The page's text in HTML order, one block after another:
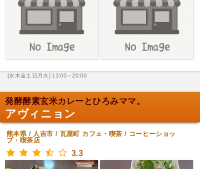
[水木金土日月火] 13:00～20:00
発酵酵素玄米カレーとひろみママ。
アヴィニョン
熊本県/ 人吉市 / 瓦屋町 カフェ・喫茶 / コーヒーショッ
プ・喫茶店
3.3